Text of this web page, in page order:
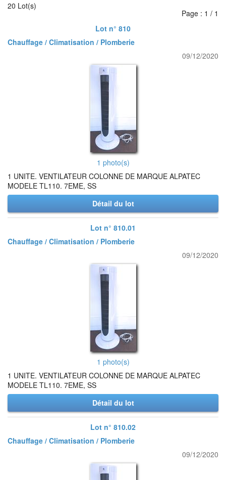
20 Lot(s)
Page : 1 / 1
Lot n° 810
Chauffage / Climatisation / Plomberie
09/12/2020
1 photo(s)
1 UNITE. VENTILATEUR COLONNE DE MARQUE ALPATEC
MODELE TL110. 7EME, SS
Détail du lot
Lot n° 810.01
Chauffage / Climatisation / Plomberie
09/12/2020
1 photo(s)
1 UNITE. VENTILATEUR COLONNE DE MARQUE ALPATEC
MODELE TL110. 7EME, SS
Détail du lot
Lot n° 810.02
Chauffage / Climatisation / Plomberie
09/12/2020